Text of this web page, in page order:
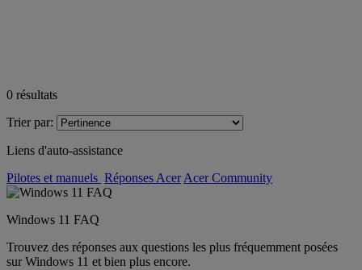
0 résultats
Trier par:
Liens d'auto-assistance
Pilotes et manuels Réponses Acer Acer Community
Windows 11 FAQ
Trouvez des réponses aux questions les plus fréquemment posées
sur Windows 11 et bien plus encore.